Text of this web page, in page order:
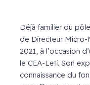
Déjà familier du
de Directeur Micro-
2021, à l’occasion
le CEA-Leti. Son
connaissance du